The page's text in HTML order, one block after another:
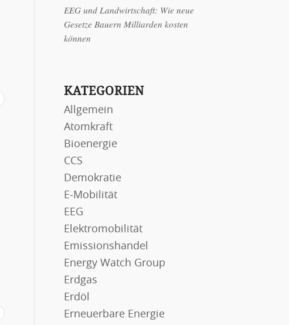
EEG und Landwirtschaft: Wie neue
Gesetze Bauern Milliarden kosten
können
KATEGORIEN
Allgemein
Atomkraft
Bioenergie
CCS
Demokratie
E-Mobilität
EEG
Elektromobilität
Emissionshandel
Energy Watch Group
Erdgas
Erdöl
Erneuerbare Energie